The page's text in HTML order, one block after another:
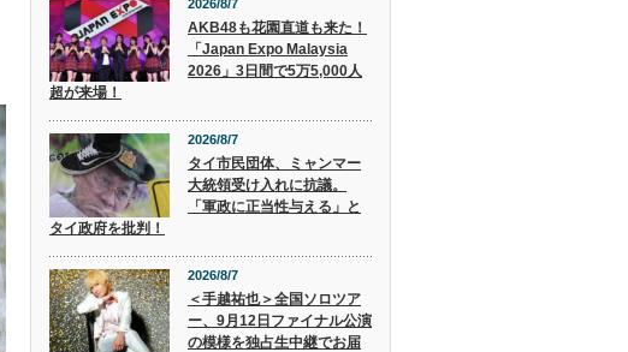
2026/8/7
AKB48も花園直道も来た！
「Japan Expo Malaysia
2026」3日間で5万5,000人
超が来場！
2026/8/7
タイ市民団体、ミャンマー
大統領受け入れに抗議。
「軍政に正当性与える」と
タイ政府を批判！
2026/8/7
＜手越祐也＞全国ソロツア
ー、9月12日ファイナル公演
の模様を独占生中継でお届